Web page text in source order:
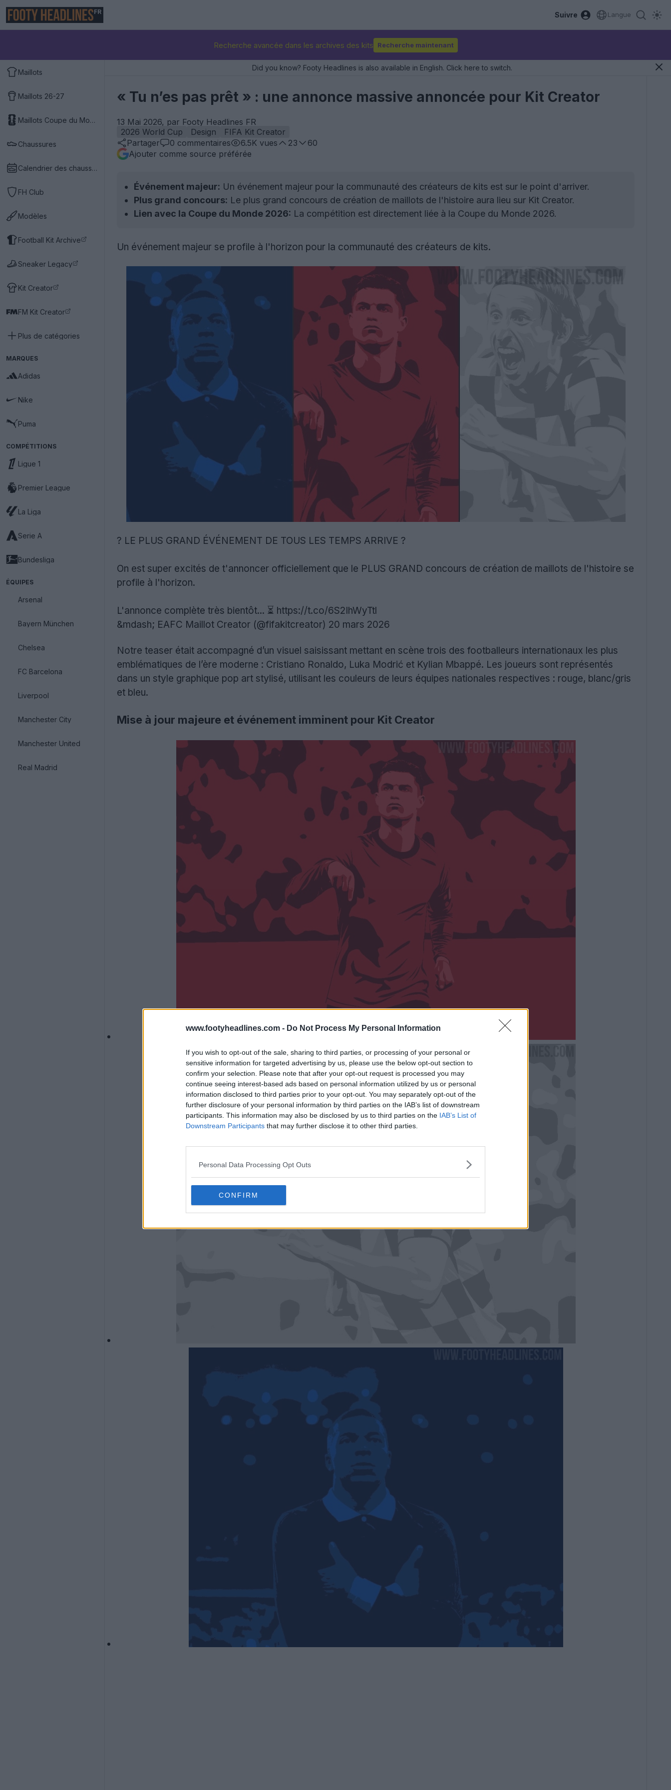
www.footyheadlines.com - Do Not Process My Personal Information
If you wish to opt-out of the sale, sharing to third parties, or processing of your personal or
sensitive information for targeted advertising by us, please use the below opt-out section to
confirm your selection. Please note that after your opt-out request is processed you may
continue seeing interest-based ads based on personal information utilized by us or personal
information disclosed to third parties prior to your opt-out. You may separately opt-out of the
further disclosure of your personal information by third parties on the IAB’s list of downstream
participants. This information may also be disclosed by us to third parties on the IAB’s List of
Downstream Participants that may further disclose it to other third parties.
Personal Data Processing Opt Outs
CONFIRM
FR Suivre Langue
Recherche avancée dans les archives des kits Recherche maintenant
Maillots
Maillots 26-27
Maillots Coupe du Monde 2026
Chaussures
Calendrier des chaussures
FH Club
Modèles
Football Kit Archive
Sneaker Legacy
Kit Creator
FM Kit Creator
Plus de catégories
MARQUES
Adidas
Nike
Puma
COMPÉTITIONS
Ligue 1
Premier League
La Liga
Serie A
Bundesliga
ÉQUIPES
Arsenal
Bayern München
Chelsea
FC Barcelona
Liverpool
Manchester City
Manchester United
Real Madrid
Did you know? Footy Headlines is also available in English. Click here to switch.
« Tu n’es pas prêt » : une annonce massive annoncée pour Kit Creator
13 Mai 2026, par Footy Headlines FR
2026 World Cup
Design
FIFA Kit Creator
Partager
0 commentaires 6.5K vues 23
60
Ajouter comme source préférée
Événement majeur: Un événement majeur pour la communauté des créateurs de kits est sur le point d'arriver.
Plus grand concours: Le plus grand concours de création de maillots de l'histoire aura lieu sur Kit Creator.
Lien avec la Coupe du Monde 2026: La compétition est directement liée à la Coupe du Monde 2026.
Un événement majeur se profile à l'horizon pour la communauté des créateurs de kits.
? LE PLUS GRAND ÉVÉNEMENT DE TOUS LES TEMPS ARRIVE ?
On est super excités de t'annoncer officiellement que le PLUS GRAND concours de création de maillots de l'histoire se
profile à l'horizon.
L'annonce complète très bientôt... ⏳ https://t.co/6S2IhWyTtl
&mdash; EAFC Maillot Creator (@fifakitcreator) 20 mars 2026
Notre teaser était accompagné d’un visuel saisissant mettant en scène trois des footballeurs internationaux les plus
emblématiques de l’ère moderne : Cristiano Ronaldo, Luka Modrić et Kylian Mbappé. Les joueurs sont représentés
dans un style graphique pop art stylisé, utilisant les couleurs de leurs équipes nationales respectives : rouge, blanc/gris
et bleu.
Mise à jour majeure et événement imminent pour Kit Creator